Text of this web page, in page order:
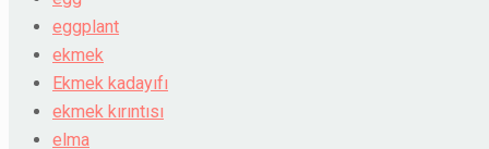
eggplant
ekmek
Ekmek kadayıfı
ekmek kırıntısı
elma